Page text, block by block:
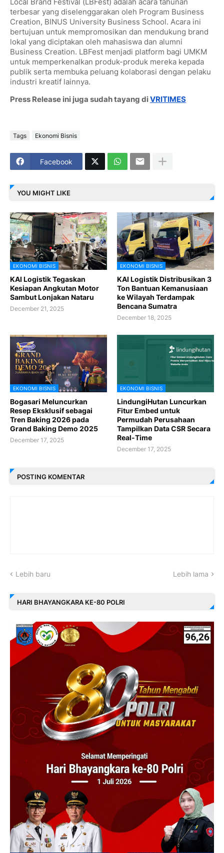
Local Brand Festival (LBFest) adalah acara tahunan
terbesar yang diselenggarakan oleh Program Business
Creation, BINUS University Business School. Acara ini
bertujuan untuk mempromosikan dan mendukung brand
lokal yang diciptakan oleh mahasiswa dan alumni
Business Creation. LBFest menjadi platform bagi UMKM
untuk memperkenalkan produk-produk mereka kepada
publik serta membuka peluang kolaborasi dengan pelaku
industri kreatif lainnya.
Press Release ini juga sudah tayang diVRITIMES
Tags Ekonomi Bisnis
Facebook
YOU MIGHT LIKE
EKONOMI BISNIS
KAI Logistik Tegaskan
Kesiapan Angkutan Motor
Sambut Lonjakan Nataru
December 21, 2025
EKONOMI BISNIS
KAI Logistik Distribusikan 3
Ton Bantuan Kemanusiaan
ke Wilayah Terdampak
Bencana Sumatra
December 18, 2025
EKONOMI BISNIS
Bogasari Meluncurkan
Resep Eksklusif sebagai
Tren Baking 2026 pada
Grand Baking Demo 2025
December 17, 2025
EKONOMI BISNIS
LindungiHutan Luncurkan
Fitur Embed untuk
Permudah Perusahaan
Tampilkan Data CSR Secara
Real-Time
December 17, 2025
POSTING KOMENTAR
Lebih baru Lebih lama
HARI BHAYANGKARA KE-80 POLRI